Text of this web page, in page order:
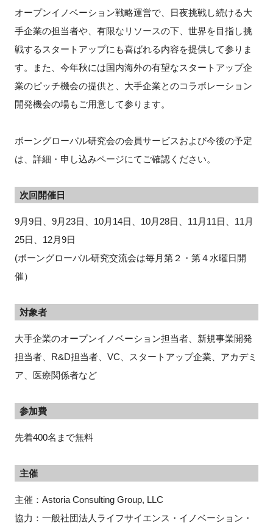
オープンイノベーション戦略運営で、日夜挑戦し続ける大
手企業の担当者や、有限なリソースの下、世界を目指し挑
戦するスタートアップにも喜ばれる内容を提供して参りま
す。また、今年秋には国内海外の有望なスタートアップ企
業のピッチ機会の提供と、大手企業とのコラボレーション
開発機会の場もご用意して参ります。
ボーングローバル研究会の会員サービスおよび今後の予定
は、詳細・申し込みページにてご確認ください。
次回開催日
9月9日、9月23日、10月14日、10月28日、11月11日、11月
25日、12月9日
(ボーングローバル研究交流会は毎月第２・第４水曜日開
催）
対象者
大手企業のオープンイノベーション担当者、新規事業開発
担当者、R&D担当者、VC、スタートアップ企業、アカデミ
ア、医療関係者など
参加費
先着400名まで無料
主催
主催：Astoria Consulting Group, LLC
協力：一般社団法人ライフサイエンス・イノベーション・